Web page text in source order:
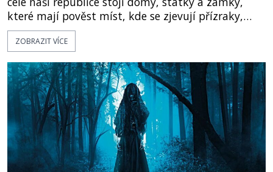
které mají pověst míst, kde se zjevují přízraky,
ozývají nevysvětlitelné zvuky nebo se dějí podivné
jevy. Zatímco historici většinou hledají racionální
lokality vykazují nápadně podobná svědectví po
celé generace. A právě tato opakující se svědectví
ud
ZOBRAZIT VÍCE